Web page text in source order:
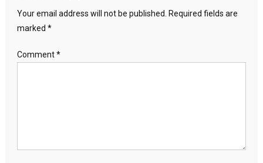
Your email address will not be published. Required fields are
marked *
Comment*